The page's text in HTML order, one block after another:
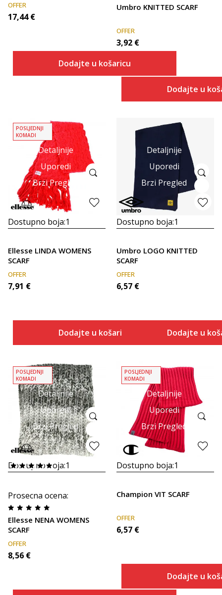
OFFER
17,44 €
Dodajte u košaricu
Umbro KNITTED SCARF
OFFER
3,92 €
Dodajte u
Detaljnije
Uporedi
Brzi Pregled
POSLJEDNJI
KOMADI
Dostupno boja:1
Ellesse LINDA WOMENS
SCARF
OFFER
7,91 €
Dodajte u košaricu
Detaljnije
Uporedi
Brzi Pregled
Dostupno boja:1
Umbro LOGO KNITTED
SCARF
OFFER
6,57 €
Dodajte u
Detaljnije
Uporedi
Brzi Pregled
POSLJEDNJI
KOMADI
Dostupno boja:1
Prosecna ocena:
Ellesse NENA WOMENS
SCARF
OFFER
8,56 €
Detaljnije
Uporedi
Brzi Pregled
POSLJEDNJI
KOMADI
Dostupno boja:1
Champion VIT SCARF
OFFER
6,57 €
Dodajte u